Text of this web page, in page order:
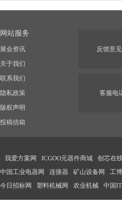
网站服务
展会资讯
关于我们
联系我们
隐私政策
版权声明
投稿信箱
反馈意见
客服电
我爱方案网 ICGOO元器件商城 创芯在
中国工业电器网
连接器 矿山设备网 工
今日招标网
塑料机械网 农业机械 中国